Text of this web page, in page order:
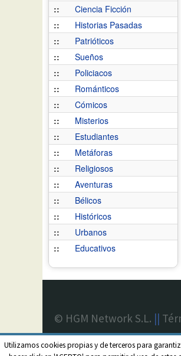
Utilizamos cookies propias y de terceros para
::
Ciencia Ficción
::
Historias Pasadas
::
Patrióticos
::
Sueños
::
Policiacos
::
Románticos
::
Cómicos
::
Misterios
::
Estudiantes
::
Metáforas
::
Religiosos
::
Aventuras
::
Bélicos
::
Históricos
::
Urbanos
::
Educativos
© HGM Network S.L. ||